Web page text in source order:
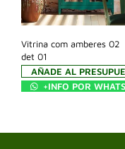
Vitrina com amberes 02
det 01
AÑADE AL
+INFO POR